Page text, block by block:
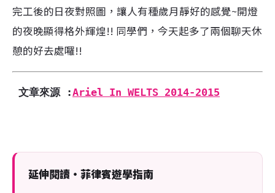
完工後的日夜對照圖，讓人有種歲月靜好的感覺~開燈
的夜晚顯得格外輝煌!! 同學們，今天起多了兩個聊天休
憩的好去處囉!!
文章來源 :Ariel In WELTS 2014-2015
延伸閱讀・菲律賓遊學指南